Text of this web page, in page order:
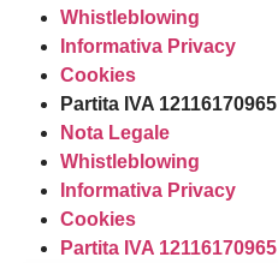
Whistleblowing
Informativa Privacy
Cookies
Partita IVA 12116170965
Nota Legale
Whistleblowing
Informativa Privacy
Cookies
Partita IVA 12116170965